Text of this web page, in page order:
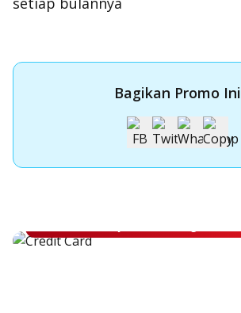
Bagikan Promo Ini
Apply Kartu Kredit OCBC